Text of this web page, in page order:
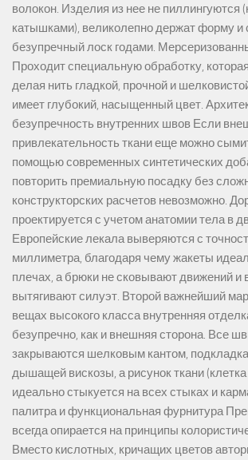
волокон. Изделия из нее не пиллингуются
катышками), великолепно держат форму и
безупречный лоск годами.
Проходит специальную обработку,
делая нить гладкой, прочной и
имеет глубокий, насыщенный цвет.
безупречность внутренних швов Если
привлекательность ткани еще можно
помощью современных синтетических
повторить премиальную посадку без
конструкторских расчетов невозможно.
проектируется с учетом анатомии тела в
Европейские лекала выверяются с
миллиметра, благодаря чему жакеты
плечах, а брюки не сковывают движений и
вытягивают силуэт. Второй важнейший
вещах высокого класса внутренняя
безупречно, как и внешняя сторона. Все
закрываются шелковым кантом,
дышащей вискозы, а рисунок ткани
идеально стыкуется на всех стыках и
палитра и функциональная фурнитура
всегда опирается на принципы
Вместо кислотных, кричащих цветов